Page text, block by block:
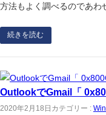
方法もよく調べるのであわ
続きを読む
OutlookでGmail「
2020年2月18日 カテゴリー :